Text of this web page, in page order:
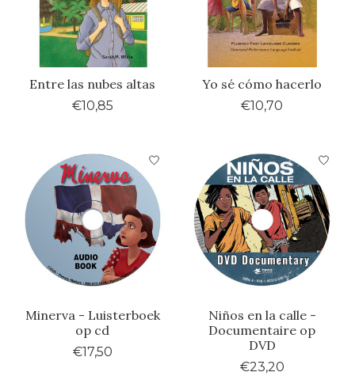
Entre las nubes altas
€10,85
Yo sé cómo hacerlo
€10,70
Minerva - Luisterboek
op cd
€17,50
Niños en la calle -
Documentaire op
DVD
€23,20